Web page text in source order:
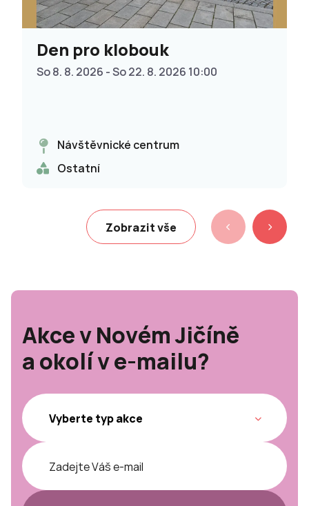
Den pro klobouk
So 8. 8. 2026 - So 22. 8. 2026 10:00
Návštěvnické centrum
Ostatní
Zobrazit vše
Akce v Novém Jičíně
a okolí v e-mailu?